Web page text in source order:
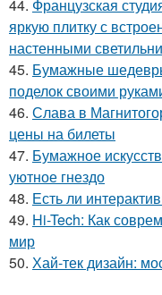
44. Французская
яркую плитку с
настенными
45. Бумажные
поделок своими
46. Слава в
цены на билеты
47. Бумажное
уютное гнездо
48. Есть ли
49. Hi-Tech: Как
мир
50. Хай-тек дизайн: